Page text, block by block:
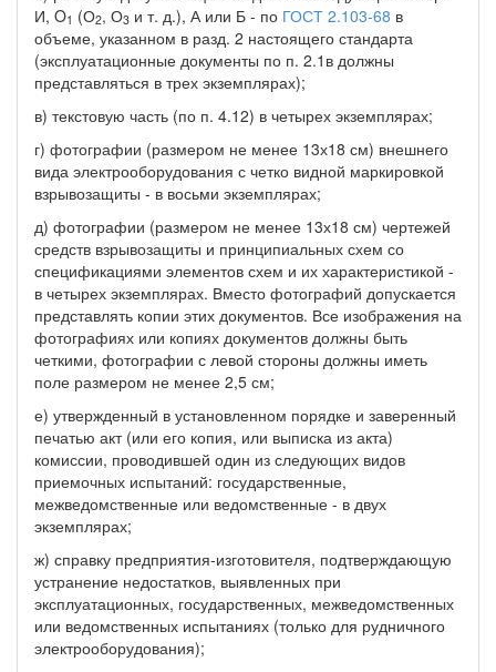
И, O1 (О2, О3 и т. д.), А или Б - по ГОСТ 2.103-68 в
объеме, указанном в разд. 2 настоящего стандарта
(эксплуатационные документы по п. 2.1в должны
представляться в трех экземплярах);
в) текстовую часть (по п. 4.12) в четырех экземплярах;
г) фотографии (размером не менее 13х18 см) внешнего
вида электрооборудования с четко видной маркировкой
взрывозащиты - в восьми экземплярах;
д) фотографии (размером не менее 13х18 см) чертежей
средств взрывозащиты и принципиальных схем со
спецификациями элементов схем и их характеристикой -
в четырех экземплярах. Вместо фотографий допускается
представлять копии этих документов. Все изображения на
фотографиях или копиях документов должны быть
четкими, фотографии с левой стороны должны иметь
поле размером не менее 2,5 см;
е) утвержденный в установленном порядке и заверенный
печатью акт (или его копия, или выписка из акта)
комиссии, проводившей один из следующих видов
приемочных испытаний: государственные,
межведомственные или ведомственные - в двух
экземплярах;
ж) справку предприятия-изготовителя, подтверждающую
устранение недостатков, выявленных при
эксплуатационных, государственных, межведомственных
или ведомственных испытаниях (только для рудничного
электрооборудования);